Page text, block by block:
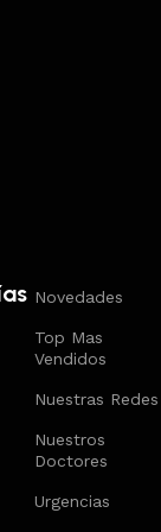
Novedades
Top Mas
Vendidos
Nuestras Redes
Nuestros
Doctores
Urgencias